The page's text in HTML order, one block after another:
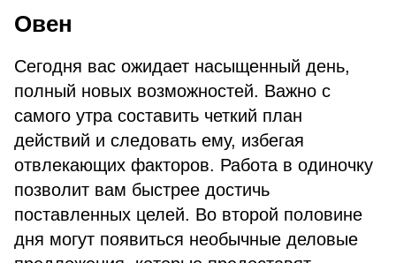
Овен
Сегодня вас ожидает насыщенный день,
полный новых возможностей. Важно с
самого утра составить четкий план
действий и следовать ему, избегая
отвлекающих факторов. Работа в одиночку
позволит вам быстрее достичь
поставленных целей. Во второй половине
дня могут появиться необычные деловые